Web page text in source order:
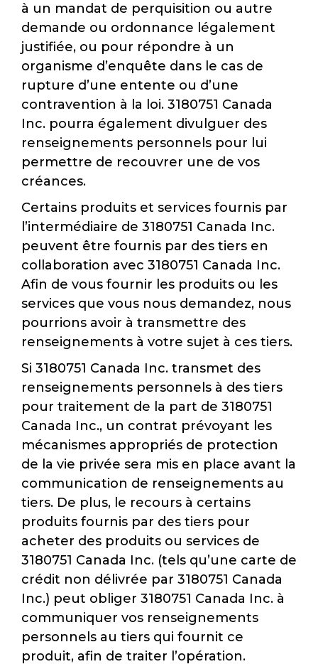
à un mandat de perquisition ou autre
demande ou ordonnance légalement
justifiée, ou pour répondre à un
organisme d’enquête dans le cas de
rupture d’une entente ou d’une
contravention à la loi. 3180751 Canada
Inc. pourra également divulguer des
renseignements personnels pour lui
permettre de recouvrer une de vos
créances.
Certains produits et services fournis par
l’intermédiaire de 3180751 Canada Inc.
peuvent être fournis par des tiers en
collaboration avec 3180751 Canada Inc.
Afin de vous fournir les produits ou les
services que vous nous demandez, nous
pourrions avoir à transmettre des
renseignements à votre sujet à ces tiers.
Si 3180751 Canada Inc. transmet des
renseignements personnels à des tiers
pour traitement de la part de 3180751
Canada Inc., un contrat prévoyant les
mécanismes appropriés de protection
de la vie privée sera mis en place avant la
communication de renseignements au
tiers. De plus, le recours à certains
produits fournis par des tiers pour
acheter des produits ou services de
3180751 Canada Inc. (tels qu’une carte de
crédit non délivrée par 3180751 Canada
Inc.) peut obliger 3180751 Canada Inc. à
communiquer vos renseignements
personnels au tiers qui fournit ce
produit, afin de traiter l’opération.